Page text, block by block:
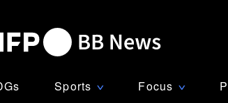
Sports ∨ Focus ∨